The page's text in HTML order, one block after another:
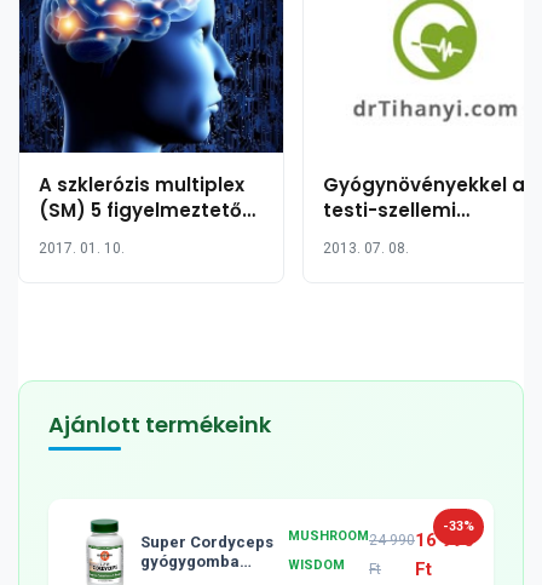
A szklerózis multiplex
(SM) 5 figyelmeztető
ismernie kell
2017. 01. 10.
Gyógynövényekkel a
testi-szellemi
2013. 07. 08.
Ajánlott termékeink
-33%
Super Cordyceps
gyógygomba
MUSHROOM
WISDOM
24 990
Ft
16 990
Ft